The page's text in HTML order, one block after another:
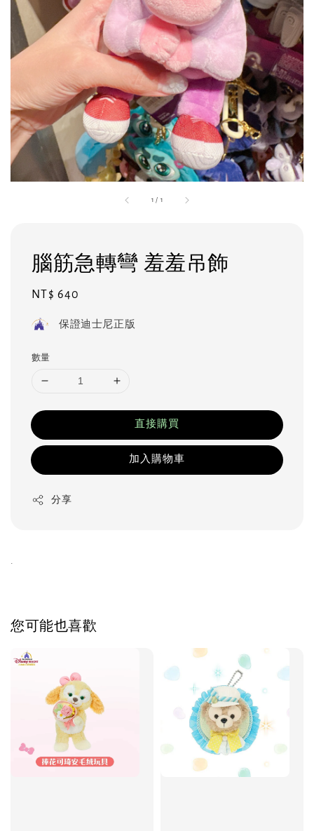
1 / 1
腦筋急轉彎 羞羞吊飾
Regular
NT$ 640
保證迪士尼正版
數量
直接購買
加入購物車
分享
您可能也喜歡